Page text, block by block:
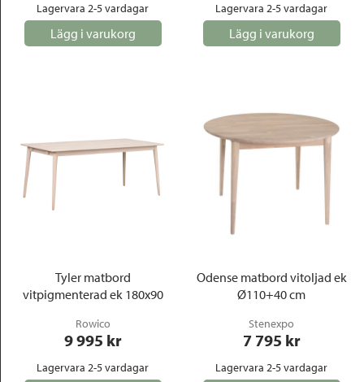
Lagervara 2-5 vardagar
Lägg i varukorg
Lagervara 2-5 vardagar
Lägg i varukorg
Tyler matbord
vitpigmenterad ek 180x90
Rowico
9 995 kr
Lagervara 2-5 vardagar
Odense matbord vitoljad ek
Ø110+40 cm
Stenexpo
7 795 kr
Lagervara 2-5 vardagar